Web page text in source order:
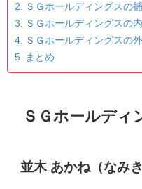
ＳＧホールディングスの
ＳＧホールディングスの
ＳＧホールディングスの
まとめ
ＳＧホールディ
並木 あかね（なみ